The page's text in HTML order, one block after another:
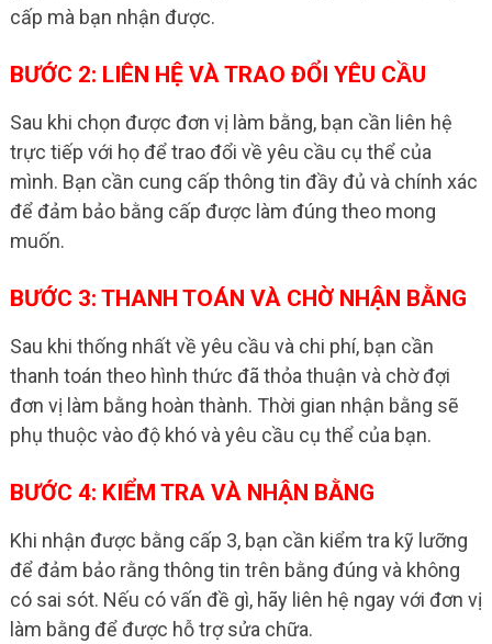
cấp mà bạn nhận được.
BƯỚC 2: LIÊN HỆ VÀ TRAO ĐỔI YÊU CẦU
Sau khi chọn được đơn vị làm bằng, bạn cần liên hệ
trực tiếp với họ để trao đổi về yêu cầu cụ thể của
mình. Bạn cần cung cấp thông tin đầy đủ và chính xác
để đảm bảo bằng cấp được làm đúng theo mong
muốn.
BƯỚC 3: THANH TOÁN VÀ CHỜ NHẬN BẰNG
Sau khi thống nhất về yêu cầu và chi phí, bạn cần
thanh toán theo hình thức đã thỏa thuận và chờ đợi
đơn vị làm bằng hoàn thành. Thời gian nhận bằng sẽ
phụ thuộc vào độ khó và yêu cầu cụ thể của bạn.
BƯỚC 4: KIỂM TRA VÀ NHẬN BẰNG
Khi nhận được bằng cấp 3, bạn cần kiểm tra kỹ lưỡng
để đảm bảo rằng thông tin trên bằng đúng và không
có sai sót. Nếu có vấn đề gì, hãy liên hệ ngay với đơn vị
làm bằng để được hỗ trợ sửa chữa.